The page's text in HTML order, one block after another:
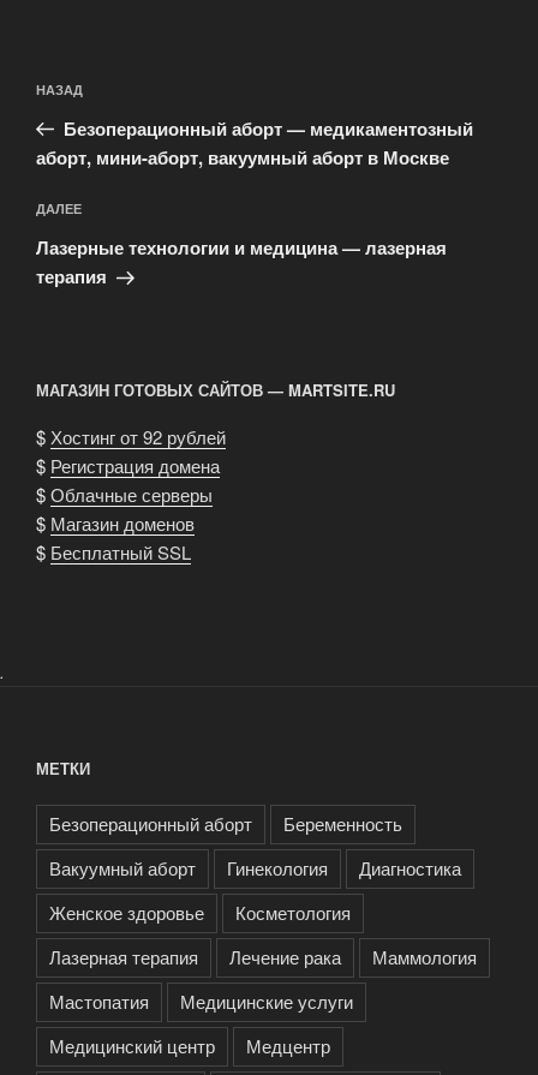
по
записям
Предыдущая
запись:
НАЗАД
Безоперационный аборт — медикаментозный
аборт, мини-аборт, вакуумный аборт в Москве
Следующая
запись
ДАЛЕЕ
Лазерные технологии и медицина — лазерная
терапия
МАГАЗИН ГОТОВЫХ САЙТОВ — MARTSITE.RU
$ Хостинг от 92 рублей
$ Регистрация домена
$Облачные серверы
$ Магазин доменов
$ Бесплатный SSL
.
МЕТКИ
Безоперационный аборт
Беременность
Вакуумный аборт
Гинекология
Диагностика
Женское здоровье
Косметология
Лазерная терапия
Лечение рака
Маммология
Мастопатия
Медицинские услуги
Медицинский центр
Медцентр